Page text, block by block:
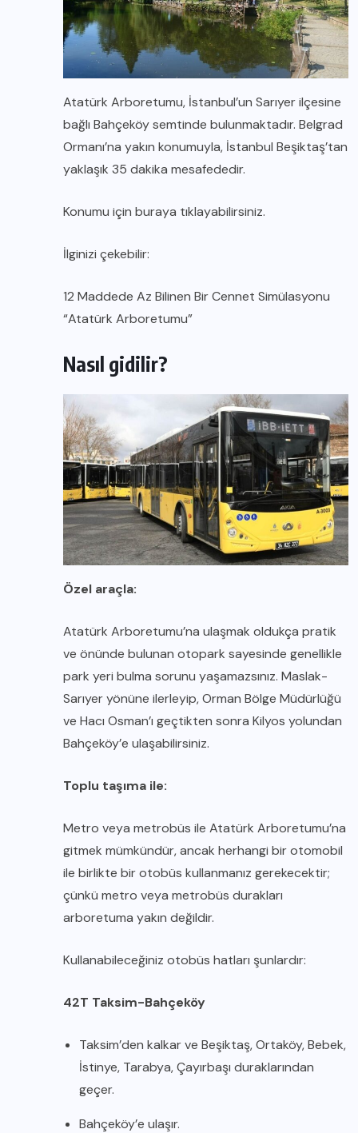
Atatürk Arboretumu, İstanbul’un Sarıyer ilçesine
bağlı Bahçeköy semtinde bulunmaktadır. Belgrad
Ormanı’na yakın konumuyla, İstanbul Beşiktaş’tan
yaklaşık 35 dakika mesafededir.
Konumu için buraya tıklayabilirsiniz.
İlginizi çekebilir:
12 Maddede Az Bilinen Bir Cennet Simülasyonu
“Atatürk Arboretumu”
Nasıl gidilir?
Özel araçla:
Atatürk Arboretumu’na ulaşmak oldukça pratik
ve önünde bulunan otopark sayesinde genellikle
park yeri bulma sorunu yaşamazsınız. Maslak-
Sarıyer yönüne ilerleyip, Orman Bölge Müdürlüğü
ve Hacı Osman’ı geçtikten sonra Kilyos yolundan
Bahçeköy’e ulaşabilirsiniz.
Toplu taşıma ile:
Metro veya metrobüs ile Atatürk Arboretumu’na
gitmek mümkündür, ancak herhangi bir otomobil
ile birlikte bir otobüs kullanmanız gerekecektir;
çünkü metro veya metrobüs durakları
arboretuma yakın değildir.
Kullanabileceğiniz otobüs hatları şunlardır:
42T Taksim-Bahçeköy
Taksim’den kalkar ve Beşiktaş, Ortaköy, Bebek,
İstinye, Tarabya, Çayırbaşı duraklarından
geçer.
Bahçeköy’e ulaşır.